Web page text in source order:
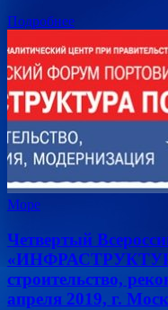
Подробнее
Море
Четвертый
строительство,
апреля 2019, г.